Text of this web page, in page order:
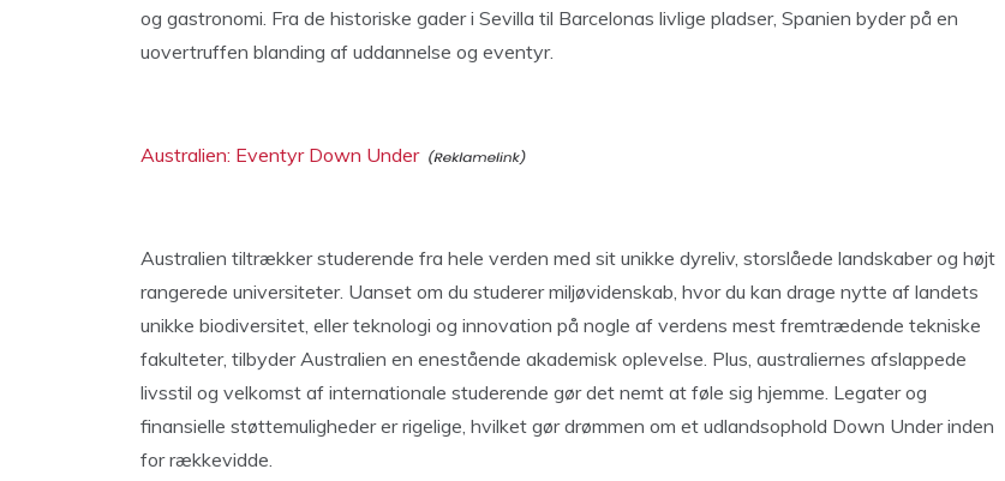
og gastronomi. Fra de historiske gader i Sevilla til Barcelonas livlige pladser, Spanien byder på en
uovertruffen blanding af uddannelse og eventyr.
Australien: Eventyr Down Under
Australien tiltrækker studerende fra hele verden med sit unikke dyreliv, storslåede landskaber og højt
rangerede universiteter. Uanset om du studerer miljøvidenskab, hvor du kan drage nytte af landets
unikke biodiversitet, eller teknologi og innovation på nogle af verdens mest fremtrædende tekniske
fakulteter, tilbyder Australien en enestående akademisk oplevelse. Plus, australiernes afslappede
livsstil og velkomst af internationale studerende gør det nemt at føle sig hjemme. Legater og
finansielle støttemuligheder er rigelige, hvilket gør drømmen om et udlandsophold Down Under inden
for rækkevidde.